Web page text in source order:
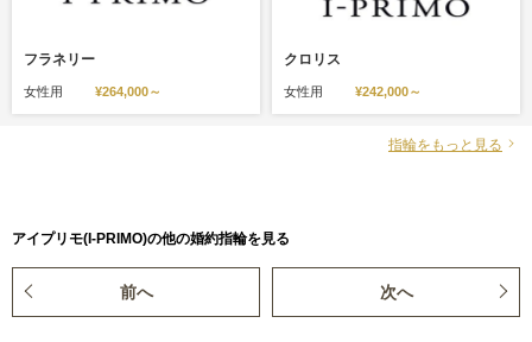
フラネリー
女性用 ¥264,000～
クロリス
女性用 ¥242,000～
指輪をもっと見る
アイプリモ(I-PRIMO)の他の婚約指輪を見る
前へ 次へ